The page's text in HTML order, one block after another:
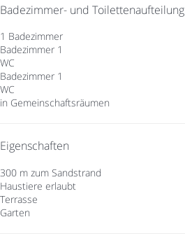
Badezimmer- und Toilettenaufteilung
1 Badezimmer
Badezimmer 1
WC
Badezimmer 1
WC
in Gemeinschaftsräumen
Eigenschaften
300 m zum Sandstrand
Haustiere erlaubt
Terrasse
Garten